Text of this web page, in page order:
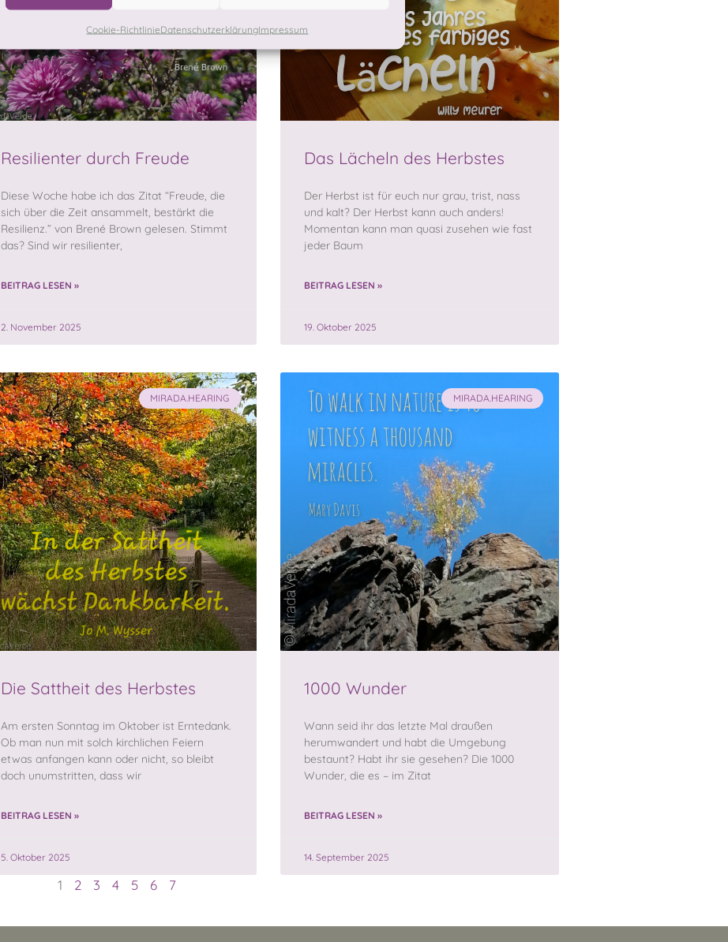
Cookie-RichtlinieDatenschutzerklärungImpressum
Resilienter durch Freude
Diese Woche habe ich das Zitat “Freude, die
sich über die Zeit ansammelt, bestärkt die
Resilienz.” von Brené Brown gelesen. Stimmt
das? Sind wir resilienter,
BEITRAG LESEN »
2. November 2025
Das Lächeln des Herbstes
Der Herbst ist für euch nur grau, trist, nass
und kalt? Der Herbst kann auch anders!
Momentan kann man quasi zusehen wie fast
jeder Baum
BEITRAG LESEN »
19. Oktober 2025
MIRADA.HEARING
Die Sattheit des Herbstes
Am ersten Sonntag im Oktober ist Erntedank.
Ob man nun mit solch kirchlichen Feiern
etwas anfangen kann oder nicht, so bleibt
doch unumstritten, dass wir
BEITRAG LESEN »
5. Oktober 2025
MIRADA.HEARING
1000 Wunder
Wann seid ihr das letzte Mal draußen
herumwandert und habt die Umgebung
bestaunt? Habt ihr sie gesehen? Die 1000
Wunder, die es – im Zitat
BEITRAG LESEN »
14. September 2025
1 2 3 4 5 6 7